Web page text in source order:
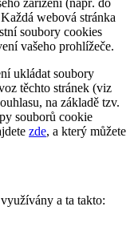
zařízení (např. do
webová stránka
soubory cookies
vašeho prohlížeče.
ukládat soubory
těchto stránek (viz
na základě tzv.
souborů cookie
zde, a který můžete
a ta takto: